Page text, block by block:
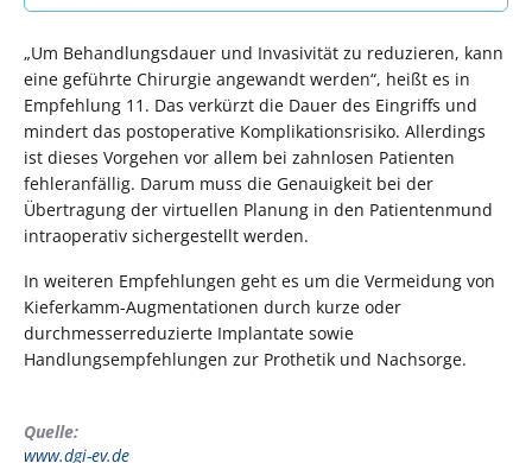
„Um Behandlungsdauer und Invasivität zu reduzieren, kann
eine geführte Chirurgie angewandt werden“, heißt es in
Empfehlung 11. Das verkürzt die Dauer des Eingriffs und
mindert das postoperative Komplikationsrisiko. Allerdings
ist dieses Vorgehen vor allem bei zahnlosen Patienten
fehleranfällig. Darum muss die Genauigkeit bei der
Übertragung der virtuellen Planung in den Patientenmund
intraoperativ sichergestellt werden.
In weiteren Empfehlungen geht es um die Vermeidung von
Kieferkamm-Augmentationen durch kurze oder
durchmesserreduzierte Implantate sowie
Handlungsempfehlungen zur Prothetik und Nachsorge.
Quelle:
www.dgi-ev.de